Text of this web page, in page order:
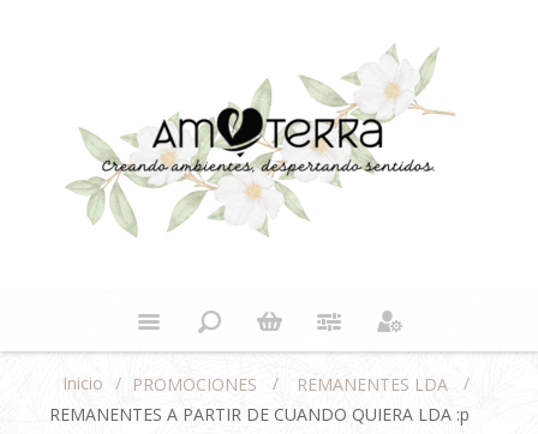
Inicio / PROMOCIONES / REMANENTES LDA
/
REMANENTES A PARTIR DE CUANDO QUIERA LDA :p